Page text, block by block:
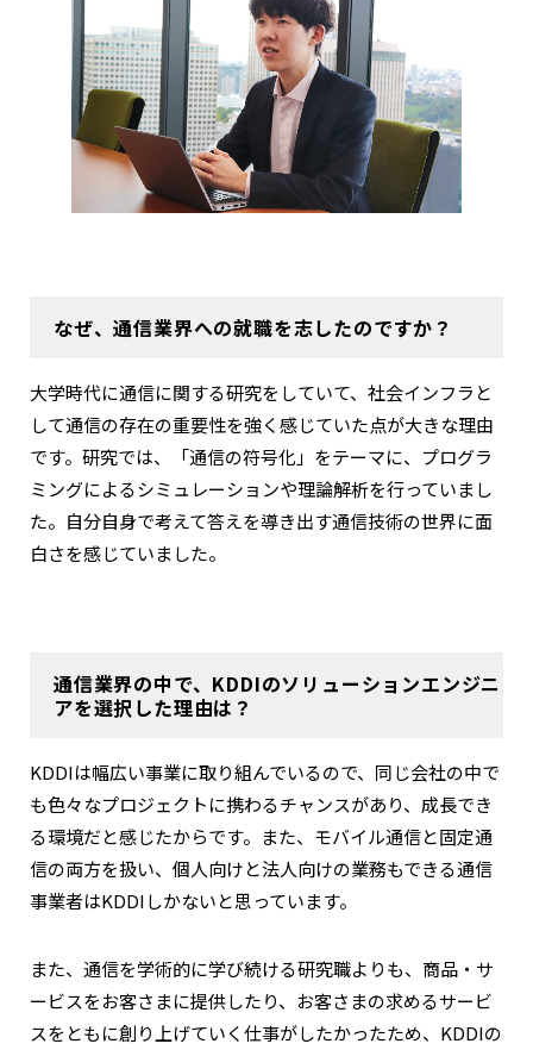
なぜ、通信業界への就職を志したのですか？
大学時代に通信に関する研究をしていて、社会インフラと
して通信の存在の重要性を強く感じていた点が大きな理由
です。研究では、「通信の符号化」をテーマに、プログラ
ミングによるシミュレーションや理論解析を行っていまし
た。自分自身で考えて答えを導き出す通信技術の世界に面
白さを感じていました。
通信業界の中で、KDDIのソリューションエンジニ
アを選択した理由は？
KDDIは幅広い事業に取り組んでいるので、同じ会社の中で
も色々なプロジェクトに携わるチャンスがあり、成長でき
る環境だと感じたからです。また、モバイル通信と固定通
信の両方を扱い、個人向けと法人向けの業務もできる通信
事業者はKDDIしかないと思っています。
また、通信を学術的に学び続ける研究職よりも、商品・サ
ービスをお客さまに提供したり、お客さまの求めるサービ
スをともに創り上げていく仕事がしたかったため、KDDIの